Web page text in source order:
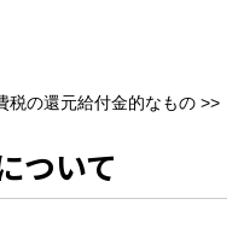
税の還元給付金的なもの >>
ついて